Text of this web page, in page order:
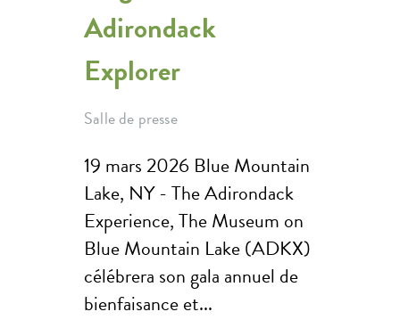
Adirondack
Explorer
Salle de presse
19 mars 2026 Blue Mountain
Lake, NY - The Adirondack
Experience, The Museum on
Blue Mountain Lake (ADKX)
célébrera son gala annuel de
bienfaisance et...